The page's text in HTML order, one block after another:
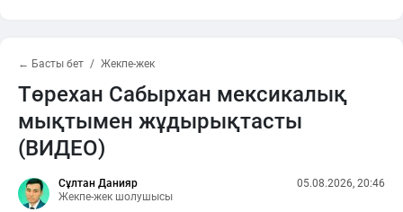
← Басты бет Жекпе-жек
Төрехан Сабырхан мексикалық
мықтымен жұдырықтасты
(ВИДЕО)
Сұлтан Данияр
Жекпе-жек шолушысы
05.08.2026, 20:46